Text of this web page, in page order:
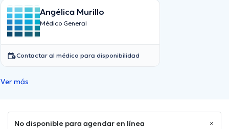
Angélica Murillo
Médico General
Contactar al médico para disponibilidad
Ver más
No disponible para agendar en línea